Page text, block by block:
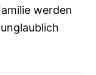
werden